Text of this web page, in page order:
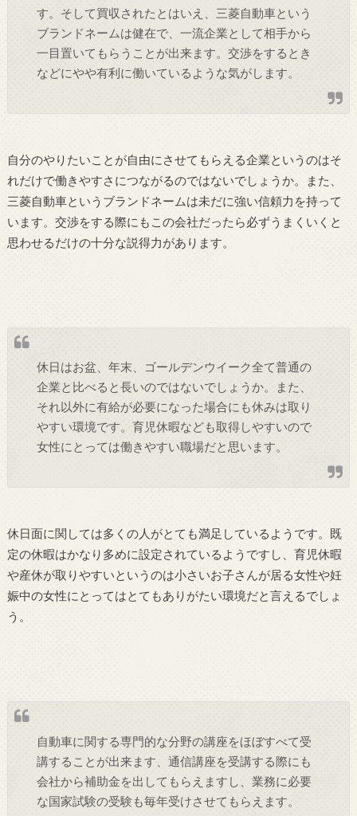
す。そして買収されたとはいえ、三菱自動車という
ブランドネームは健在で、一流企業として相手から
一目置いてもらうことが出来ます。交渉をするとき
などにやや有利に働いているような気がします。
自分のやりたいことが自由にさせてもらえる企業というのはそ
れだけで働きやすさにつながるのではないでしょうか。また、
三菱自動車というブランドネームは未だに強い信頼力を持って
います。交渉をする際にもこの会社だったら必ずうまくいくと
思わせるだけの十分な説得力があります。
休日はお盆、年末、ゴールデンウイーク全て普通の
企業と比べると長いのではないでしょうか。また、
それ以外に有給が必要になった場合にも休みは取り
やすい環境です。育児休暇なども取得しやすいので
女性にとっては働きやすい職場だと思います。
休日面に関しては多くの人がとても満足しているようです。既
定の休暇はかなり多めに設定されているようですし、育児休暇
や産休が取りやすいというのは小さいお子さんが居る女性や妊
娠中の女性にとってはとてもありがたい環境だと言えるでしょ
う。
自動車に関する専門的な分野の講座をほぼすべて受
講することが出来ます、通信講座を受講する際にも
会社から補助金を出してもらえますし、業務に必要
な国家試験の受験も毎年受けさせてもらえます。